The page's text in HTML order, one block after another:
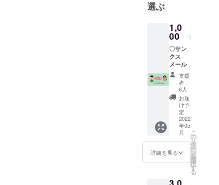
ジェクトで
真面目に真
剣にゼロマ
ラリア伝え
ようプロ
ジェクトに
取り組んで
います。
コロナ禍の
今、先人た
ち一人一人
て、何を感
リアと闘っ
選ぶ
1,0
00 円
〇サン
クス
メール
支援
者：
6人
お届
け予
定：
2022
年05
月
詳細を見る
こ
の
リ
タ
ー
ン
を
選
択
す
る